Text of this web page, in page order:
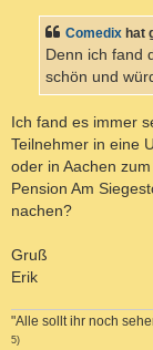
Comedix hat
Denn ich fand
schön und
Ich fand es immer
Teilnehmer in eine
oder in Aachen
Pension Am
nachen?
Gruß
Erik
"Alle sollt ihr noch
5)